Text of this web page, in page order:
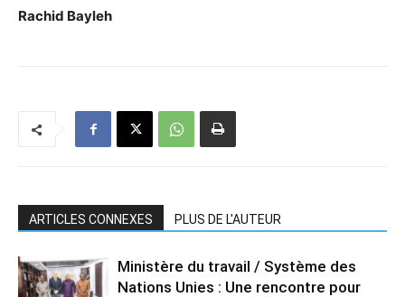
Rachid Bayleh
ARTICLES CONNEXES PLUS DE L'AUTEUR
Ministère du travail / Système des
Nations Unies : Une rencontre pour